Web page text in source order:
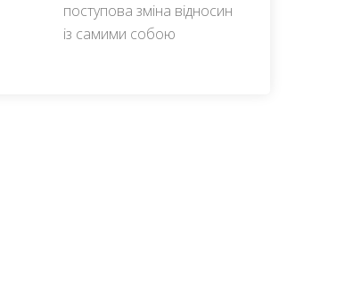
поступова зміна відносин
із самими собою